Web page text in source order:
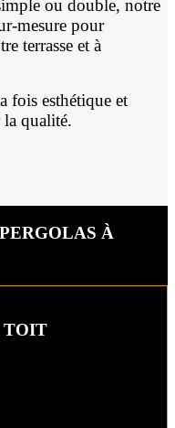
ou double, notre
mesure pour
terrasse et à
fois esthétique et
qualité.
À
TOIT